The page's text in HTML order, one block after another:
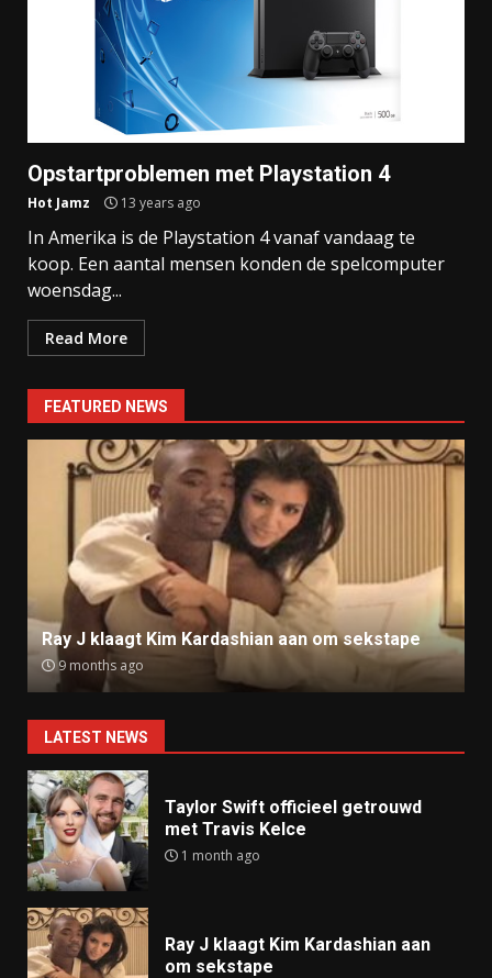
Opstartproblemen met Playstation 4
Hot Jamz 13 years ago
In Amerika is de Playstation 4 vanaf vandaag te
koop. Een aantal mensen konden de spelcomputer
woensdag...
Read More
FEATURED NEWS
Ray J klaagt Kim Kardashian aan om sekstape
9 months ago
LATEST NEWS
Taylor Swift officieel getrouwd
met Travis Kelce
1 month ago
Ray J klaagt Kim Kardashian aan
om sekstape